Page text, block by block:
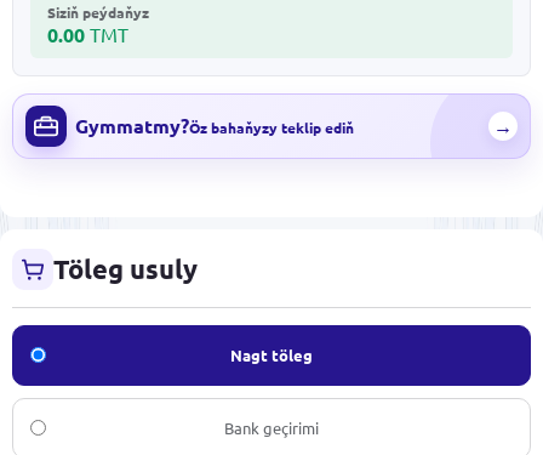
Siziň peýdaňyz
0.00 TMT
Gymmatmy?Öz bahaňyzy teklip ediň →
Töleg usuly
Nagt töleg
Bank geçirimi